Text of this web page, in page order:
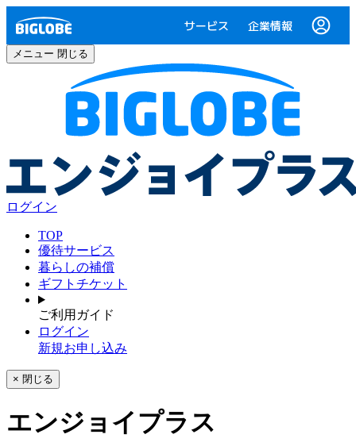
サービス 企業情報
メニュー 閉じる
ログイン
TOP
優待サービス
暮らしの補償
ギフトチケット
ご利用ガイド
ログイン
新規お申し込み
× 閉じる
エンジョイプラス